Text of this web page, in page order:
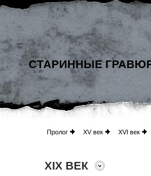
СТАРИННЫЕ
Пролог XV век XVI век
XIX ВЕК